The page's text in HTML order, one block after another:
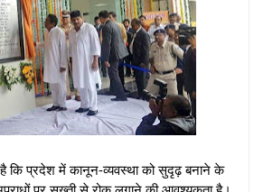
कि प्रदेश में कानून-व्यवस्था को सुदृढ़ बनाने के